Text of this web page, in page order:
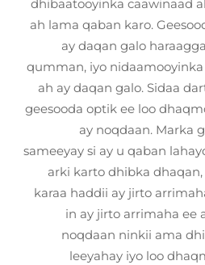
dhibaatooyinka caawinaad
ah lama qaban karo.
ay daqan galo
qumman, iyo
ah ay daqan galo. Sidaa
geesooda optik ee loo
ay noqdaan. Marka
sameeyay si ay u qaban
arki karto dhibka
karaa haddii ay jirto
in ay jirto arrimaha ee
noqdaan ninkii ama
leeyahay iyo loo